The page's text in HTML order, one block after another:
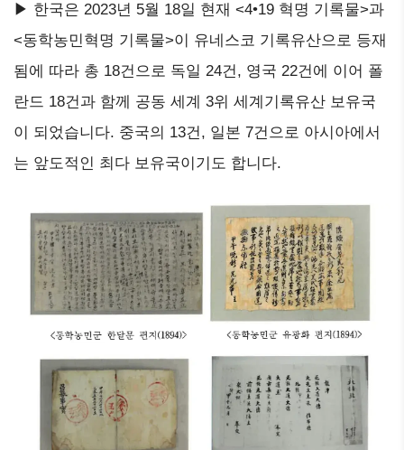
▶ 한국은 2023년 5월 18일 현재 <4•19 혁명 기록물>과
<동학농민혁명 기록물>이 유네스코 기록유산으로 등재
됨에 따라 총 18건으로 독일 24건, 영국 22건에 이어 폴
란드 18건과 함께 공동 세계 3위 세계기록유산 보유국
이 되었습니다. 중국의 13건, 일본 7건으로 아시아에서
는 앞도적인 최다 보유국이기도 합니다.